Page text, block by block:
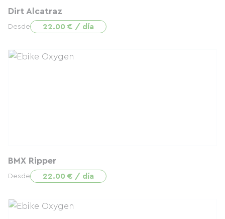
Dirt Alcatraz
Desde 22.00 € / día
BMX Ripper
Desde 22.00 € / día